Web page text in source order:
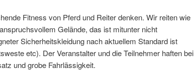
Fitness von Pferd und Reiter denken. Wir reiten wie
Gelände, das ist mitunter nicht
Sicherheitskleidung nach aktuellem Standard ist
etc). Der Veranstalter und die Teilnehmer haften bei
und grobe Fahrlässigkeit.